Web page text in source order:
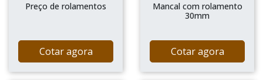
Preço de rolamentos
Cotar agora
Mancal com rolamento
30mm
Cotar agora